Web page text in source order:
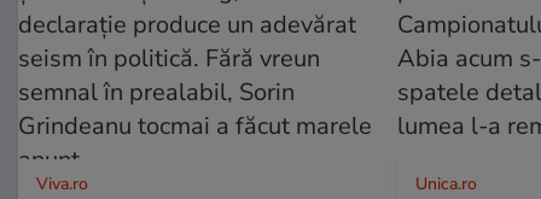
Viva.ro Unica.ro